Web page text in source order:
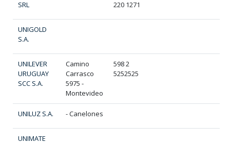
SRL
220 1271
UNIGOLD
S.A.
UNILEVER
URUGUAY
SCC S.A.
Camino
Carrasco
5975 -
Montevideo
598 2
5252525
UNILUZ S.A. - Canelones
UNIMATE